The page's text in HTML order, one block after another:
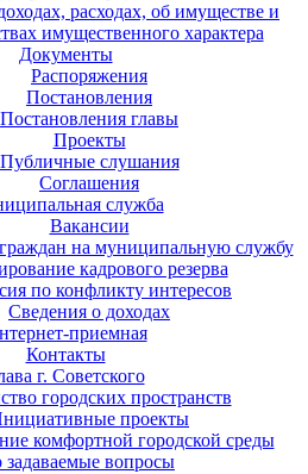
расходах, об имуществе и
имущественного характера
Документы
Распоряжения
Постановления
Постановления главы
Проекты
Публичные слушания
Соглашения
служба
Вакансии
на муниципальную службу
кадрового резерва
по конфликту интересов
Сведения о доходах
приемная
Контакты
г. Советского
городских пространств
проекты
комфортной городской среды
задаваемые вопросы